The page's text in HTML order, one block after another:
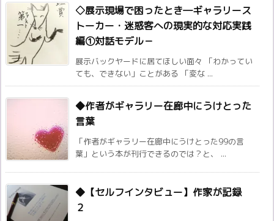
◇展示現場で困ったとき―ギャラリース
トーカー・迷惑客への現実的な対応実践
編①対話モデル－
展示バックヤードに居てほしい面々 「わかってい
ても、できない」ことがある 「変な ...
◆作者がギャラリー在廊中にうけとった
言葉
「作者がギャラリー在廊中にうけとった99の言
葉」という本が刊行できるのでは？と、 ...
◆【セルフインタビュー】作家が記録
２